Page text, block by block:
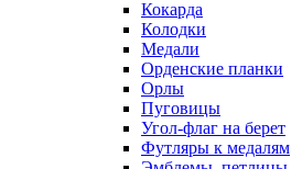
Кокарда
Колодки
Медали
Орденские планки
Орлы
Пуговицы
Угол-флаг на берет
Футляры к медалям